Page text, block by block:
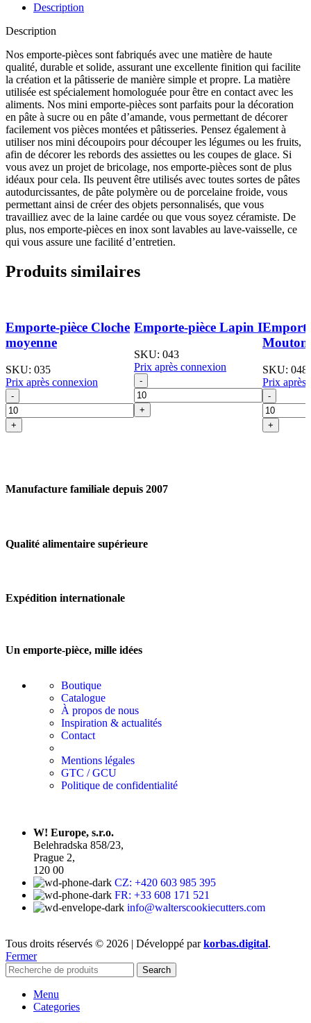
Description
Description
Nos emporte-pièces sont fabriqués avec une matière de haute
qualité, durable et solide, assurant une excellente finition qui facilite
la création et la pâtisserie de manière simple et propre. La matière
utilisée est spécialement homologuée pour être en contact avec les
aliments. Nos mini emporte-pièces sont parfaits pour la décoration
en pâte à sucre ou en pâte d’amande, vous permettant de décorer
facilement vos pièces montées et pâtisseries. Pensez également à
utiliser nos mini découpoirs pour découper les légumes ou les fruits,
afin de décorer les rebords des assiettes ou les coupes de glace. Si
vous avez un projet de bricolage, nos emporte-pièces sont de plus
idéaux pour cela. Ils peuvent être utilisés avec toutes sortes de pâtes
autodurcissantes, de pâte polymère ou de porcelaine froide, vous
permettant ainsi de créer des objets personnalisés, que vous
travailliez avec de la laine cardée ou que vous soyez céramiste. De
plus, nos emporte-pièces en inox sont lavables au lave-vaisselle, ce
qui vous assure une facilité d’entretien.
Produits similaires
Emporte-pièce Cloche
moyenne
SKU: 035
Prix après connexion
Emporte-pièce Lapin I
SKU: 043
Prix après connexion
Mouton
SKU: 048
Prix après
Manufacture familiale depuis 2007
Qualité alimentaire supérieure
Expédition internationale
Un emporte-pièce, mille idées
Boutique
Catalogue
À propos de nous
Inspiration & actualités
Contact
Mentions légales
GTC / GCU
Politique de confidentialité
W! Europe, s.r.o.
Belehradska 858/23,
Prague 2,
120 00
CZ: +420 603 985 395
FR: +33 608 171 521
info@walterscookiecutters.com
Tous droits réservés © 2026 | Développé parkorbas.digital.
Fermer
Search
Menu
Categories